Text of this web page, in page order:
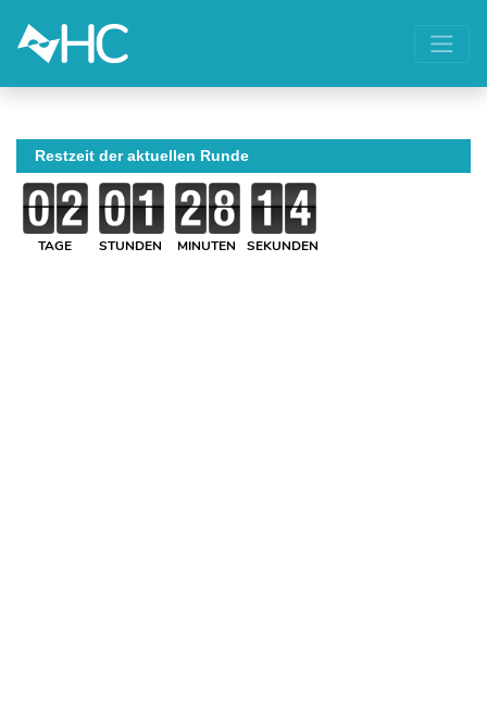
Restzeit der aktuellen Runde
TAGE STUNDEN MINUTEN SEKUNDEN